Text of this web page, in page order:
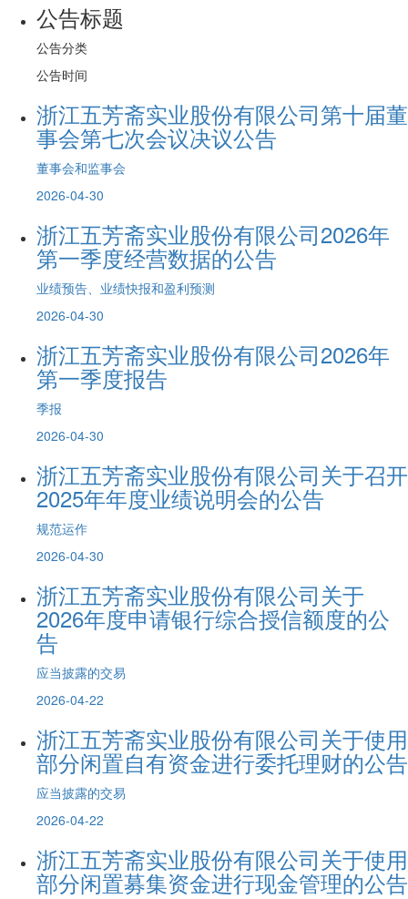
公告标题
公告分类
公告时间
浙江五芳斋实业股份有限公司第十届董
事会第七次会议决议公告
董事会和监事会
2026-04-30
浙江五芳斋实业股份有限公司2026年
第一季度经营数据的公告
业绩预告、业绩快报和盈利预测
2026-04-30
浙江五芳斋实业股份有限公司2026年
第一季度报告
季报
2026-04-30
浙江五芳斋实业股份有限公司关于召开
2025年年度业绩说明会的公告
规范运作
2026-04-30
浙江五芳斋实业股份有限公司关于
2026年度申请银行综合授信额度的公
告
应当披露的交易
2026-04-22
浙江五芳斋实业股份有限公司关于使用
部分闲置自有资金进行委托理财的公告
应当披露的交易
2026-04-22
浙江五芳斋实业股份有限公司关于使用
部分闲置募集资金进行现金管理的公告